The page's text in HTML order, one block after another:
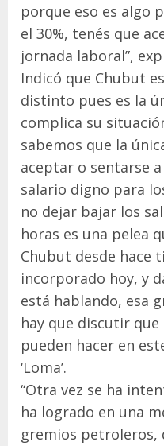
porque eso es algo
el 30%, tenés que
jornada laboral”,
Indicó que Chubut
distinto pues es la
complica su
sabemos que la
aceptar o sentarse
salario digno para
no dejar bajar los
horas es una pelea
Chubut desde hace
incorporado hoy, y
está hablando, esa
hay que discutir que
pueden hacer en
‘Loma’.
“Otra vez se ha
ha logrado en una
gremios petroleros,